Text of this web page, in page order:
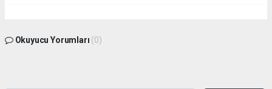
Okuyucu Yorumları (0)